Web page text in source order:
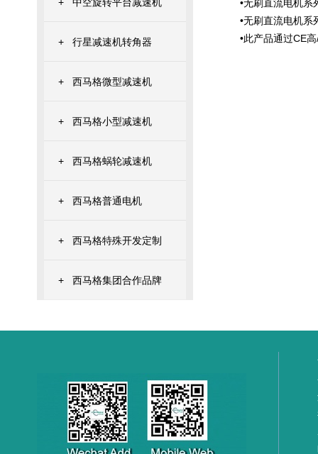
+ 行星减速机转角器
+ 西马格微型减速机
+ 西马格小型减速机
+ 西马格蜗轮减速机
+ 西马格普通电机
+ 西马格特殊开发定制
+ 西马格集团合作品牌
•无刷直流电机
•无刷直流电机系
•此产品通过CE